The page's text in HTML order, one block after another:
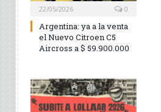
22/05/2026 0
Argentina: ya a la venta
el Nuevo Citroen C5
Aircross a $ 59.900.000